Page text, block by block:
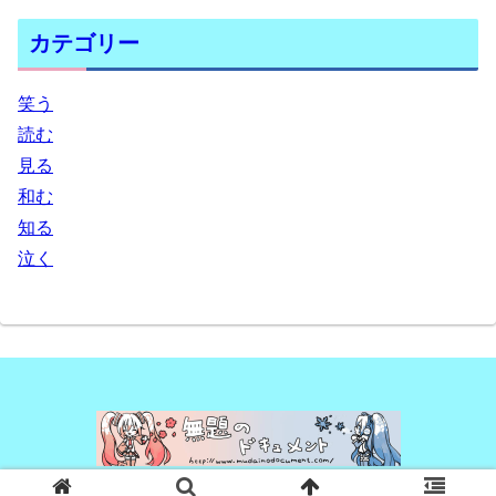
カテゴリー
笑う
読む
見る
和む
知る
泣く
© 2008-2026 無題のドキュメント.